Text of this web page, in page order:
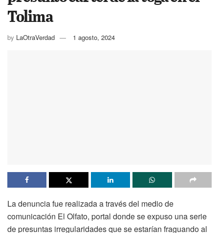
Tolima
by LaOtraVerdad 1 agosto, 2024
La denuncia fue realizada a través del medio de
comunicación El Olfato, portal donde se expuso una serie
de presuntas irregularidades que se estarían fraguando al